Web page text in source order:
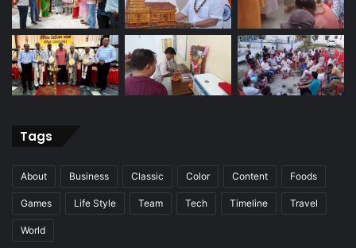
Tags
About Business Classic Color Content Foods
Games Life Style Team Tech Timeline Travel
World